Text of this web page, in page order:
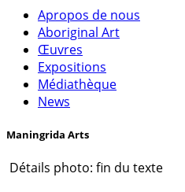
Apropos de nous
Aboriginal Art
Œuvres
Expositions
Médiathèque
News
Maningrida Arts
Détails photo: fin du texte